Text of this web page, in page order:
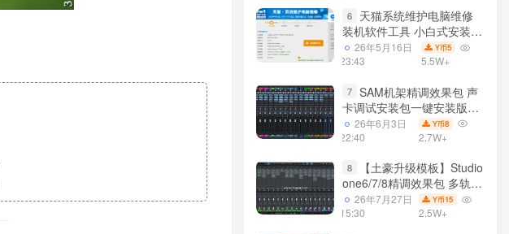
6
天猫系统维护电脑维修
装机软件工具 小白式安装
完全一键安装系统 电脑系统
装机软件 一键重装系统
26年5月16日
23:43
Y币5
5.5W+
7 SAM机架精调效果包 声
卡调试安装包一键安装版模
板 带插件预设效果文件
26年6月3日
22:40
Y币8
2.7W+
8
【土豪升级模板】Studio
one6/7/8精调效果包 多轨道
效果模式可选 声卡调试好预
设模板 带插件全套文件
26年7月27日
15:30
Y币15
2.5W+